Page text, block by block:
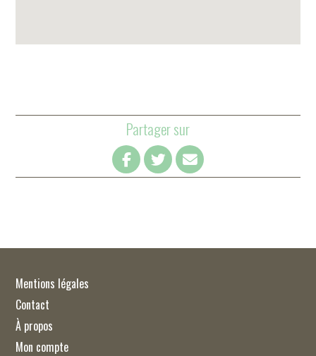
Partager sur
Mentions légales
Contact
À propos
Mon compte